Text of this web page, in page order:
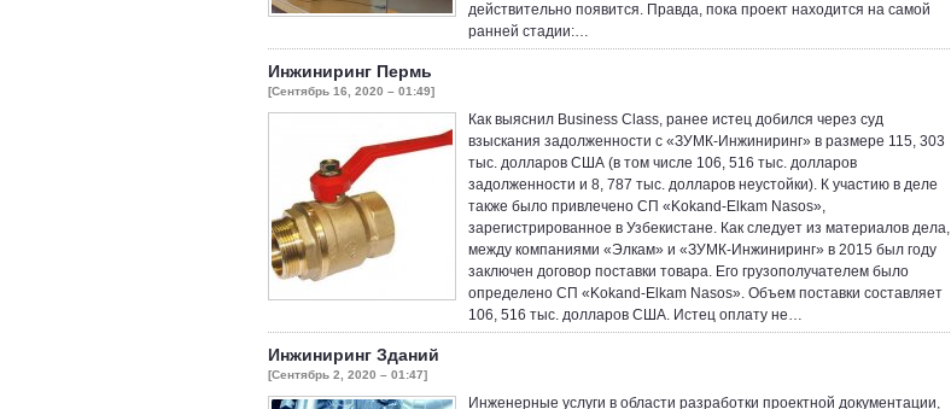
действительно появится. Правда, пока проект находится на самой
ранней стадии:…
Инжиниринг Пермь
[Сентябрь 16, 2020 – 01:49]
Как выяснил Business Class, ранее истец добился через суд
взыскания задолженности с «ЗУМК-Инжиниринг» в размере 115, 303
тыс. долларов США (в том числе 106, 516 тыс. долларов
задолженности и 8, 787 тыс. долларов неустойки). К участию в деле
также было привлечено СП «Kokand-Elkam Nasos»,
зарегистрированное в Узбекистане. Как следует из материалов дела,
между компаниями «Элкам» и «ЗУМК-Инжиниринг» в 2015 был году
заключен договор поставки товара. Его грузополучателем было
определено СП «Kokand-Elkam Nasos». Объем поставки составляет
106, 516 тыс. долларов США. Истец оплату не…
Инжиниринг Зданий
[Сентябрь 2, 2020 – 01:47]
Инженерные услуги в области разработки проектной документации,